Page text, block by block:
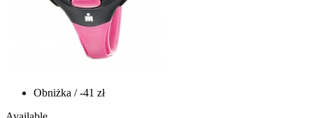
Obniżka / -41 zł